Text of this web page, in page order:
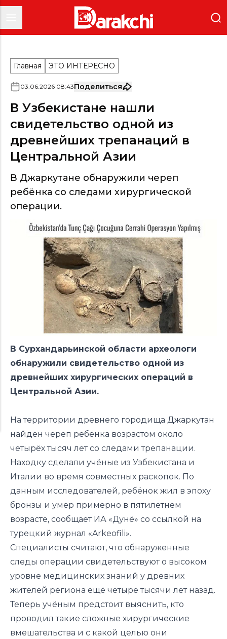
Главная ЭТО ИНТЕРЕСНО
03.06.2026 08:43Поделиться
В Узбекистане нашли
свидетельство одной из
древнейших трепанаций в
Центральной Азии
В Джаркутане обнаружили череп
ребёнка со следами хирургической
операции.
В Сурхандарьинской области археологи
обнаружили свидетельство одной из
древнейших хирургических операций в
Центральной Азии.
На территории древнего городища Джаркутан
найден череп ребёнка возрастом около
четырёх тысяч лет со следами трепанации.
Находку сделали учёные из Узбекистана и
Италии во время совместных раскопок. По
данным исследователей, ребёнок жил в эпоху
бронзы и умер примерно в пятилетнем
возрасте, сообщает ИА «Дунё» со ссылкой на
турецкий журнал «Arkeofili».
Специалисты считают, что обнаруженные
следы операции свидетельствуют о высоком
уровне медицинских знаний у древних
жителей региона ещё четыре тысячи лет назад.
Теперь учёным предстоит выяснить, кто
проводил такие сложные хирургические
вмешательства и с какой целью они